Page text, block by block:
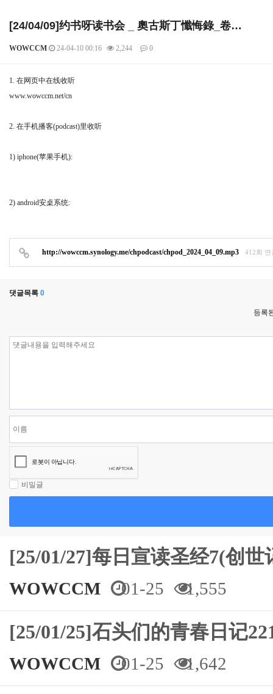
[24/04/09]约书呀读书会 _ 奧古斯丁懺悔錄_卷…
WOWCCM 24-04-10 00:16 2,244 0
본문
1. 在网页中在线收听
www.wowccm.net/cn
2. 在手机播客(podcast)里收听
1) iphone(苹果手机):
2) android安桌系统:
http://wowccm.synology.me/chpodcast/chpod_2024_04_09.mp3 412회 연
댓글목록 0
등록
비밀글
[25/01/27]每日宣读圣经7(创
WOWCCM 01-25 1,555
[25/01/25]石头们的青春日记
WOWCCM 01-25 1,642